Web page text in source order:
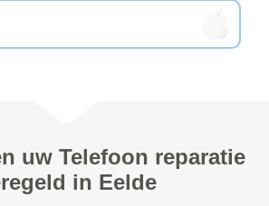
uw Telefoon reparatie
in Eelde